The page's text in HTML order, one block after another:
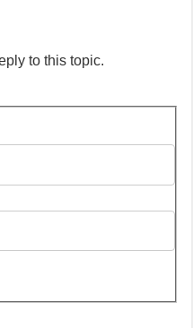
to this topic.